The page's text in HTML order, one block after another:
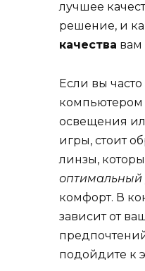
лучшее
решение, и
качества вам
Если вы
компьютером
освещения
игры, стоит
линзы,
оптимальный
комфорт. В
зависит от
подойдите к